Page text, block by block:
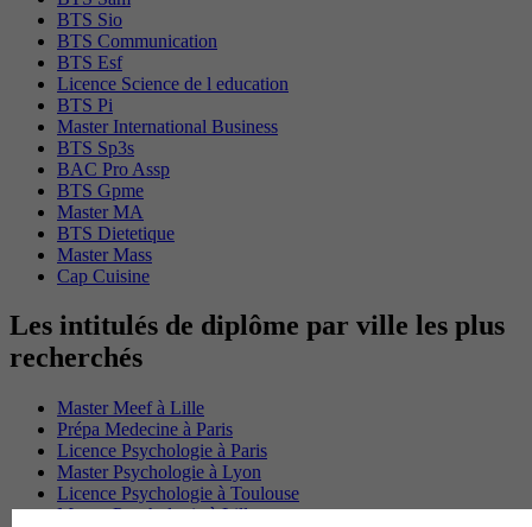
BTS Sio
BTS Communication
BTS Esf
Licence Science de l education
BTS Pi
Master International Business
BTS Sp3s
BAC Pro Assp
BTS Gpme
Master MA
BTS Dietetique
Master Mass
Cap Cuisine
Les intitulés de diplôme par ville les plus
recherchés
Master Meef à Lille
Prépa Medecine à Paris
Licence Psychologie à Paris
Master Psychologie à Lyon
Licence Psychologie à Toulouse
Master Psychologie à Lille